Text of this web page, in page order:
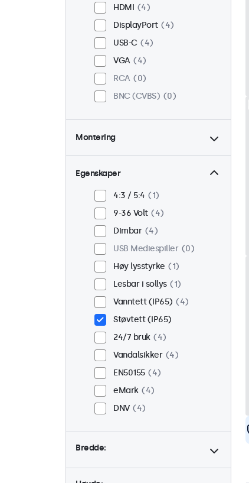
HDMI
4
DisplayPort
4
USB-C
4
VGA
4
RCA
0
BNC (CVBS)
0
Montering
Bord
3
Vegg
Panel montert
Innebygd
3
Rackmontering (19")
VESA 75 x 75
4
VESA 100 x 100
0
Egenskaper
4:3 / 5:4
1
9-36 Volt
4
Dimbar
4
USB Mediespiller
0
Høy lysstyrke
1
Lesbar i sollys
1
Vanntett (IP65)
4
Støvtett (IP65)
24/7 bruk
4
Vandalsikker
4
EN50155
4
eMark
4
DNV
4
Bredde: